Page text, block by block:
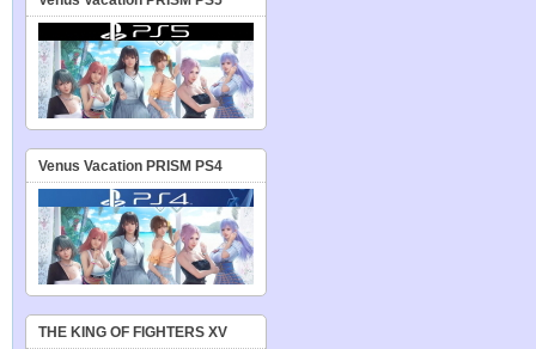
Venus Vacation PRISM PS4
THE KING OF FIGHTERS XV